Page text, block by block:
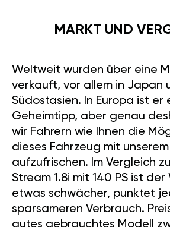
MARKT UND
Weltweit wurden über eine
verkauft, vor allem in Japan
Südostasien. In Europa ist er
Geheimtipp, aber genau
wir Fahrern wie Ihnen die
dieses Fahrzeug mit
aufzufrischen. Im Vergleich
Stream 1.8i mit 140 PS ist der
etwas schwächer, punktet
sparsameren Verbrauch.